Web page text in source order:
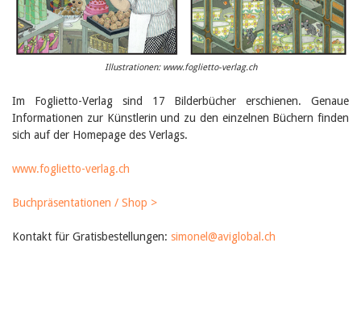
Nicole Rothen
Manuela Nyffeler-Lanker
Alle Autoren
Juni 2026
März 2026
Dezember 2025
Juli 2025
März 2025
2024
Illustrationen: www.foglietto-verlag.ch
Im Foglietto-Verlag sind 17 Bilderbücher erschienen. Genaue
Informationen zur Künstlerin und zu den einzelnen Büchern finden
sich auf der Homepage des Verlags.
www.foglietto-verlag.ch
Buchpräsentationen / Shop >
Kontakt für Gratisbestellungen: simonel@aviglobal.ch